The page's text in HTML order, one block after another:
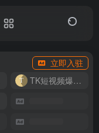
立即入驻
TK短视频爆款复刻